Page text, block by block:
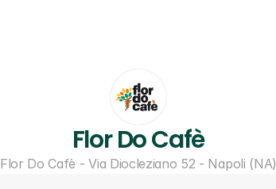
Flor Do Cafè
Flor Do Cafè - Via Diocleziano 52 - Napoli (NA)